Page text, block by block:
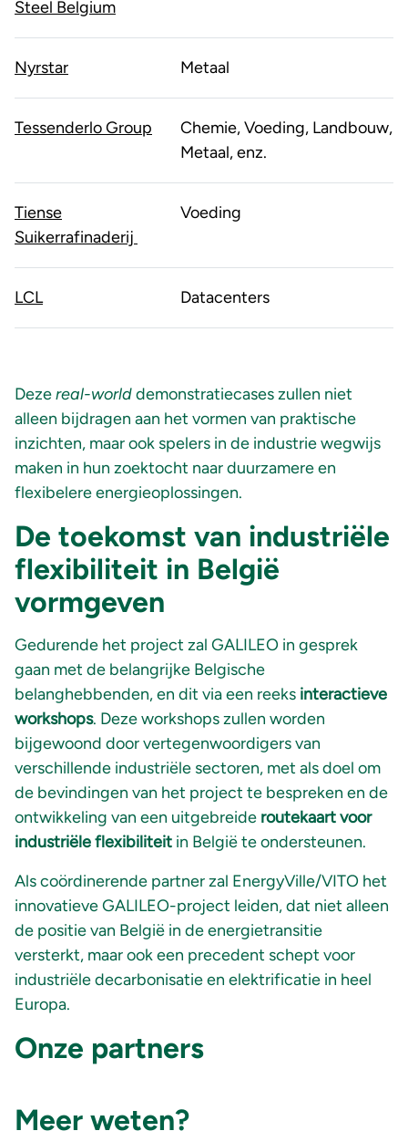
Steel Belgium
Nyrstar Metaal
Tessenderlo Group
Chemie, Voeding, Landbouw,
Metaal, enz.
Tiense
Suikerrafinaderij
Voeding
LCL Datacenters
Dezereal-worlddemonstratiecases zullen niet
alleen bijdragen aan het vormen van praktische
inzichten, maar ook spelers in de industrie wegwijs
maken in hun zoektocht naar duurzamere en
flexibelere energieoplossingen.
De toekomst van industriële
flexibiliteit in België
vormgeven
Gedurende het project zal GALILEO in gesprek
gaan met de belangrijke Belgische
belanghebbenden, en dit via een reeks interactieve
workshops. Deze workshops zullen worden
bijgewoond door vertegenwoordigers van
verschillende industriële sectoren, met als doel om
de bevindingen van het project te bespreken en de
ontwikkeling van een uitgebreide routekaart voor
industriële flexibiliteit in België te ondersteunen.
Als coördinerende partner zal EnergyVille/VITO het
innovatieve GALILEO-project leiden, dat niet alleen
de positie van België in de energietransitie
versterkt, maar ook een precedent schept voor
industriële decarbonisatie en elektrificatie in heel
Europa.
Onze partners
Meer weten?